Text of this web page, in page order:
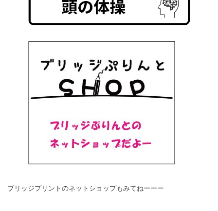
ブリッジプリントのネットショップもみてねーーー